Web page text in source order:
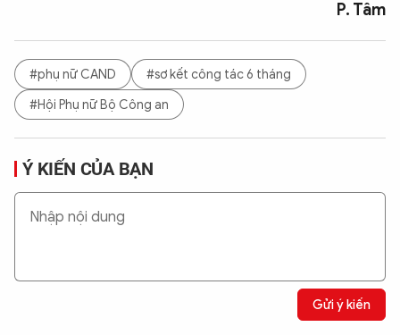
P. Tâm
#phụ nữ CAND
#sơ kết công tác 6 tháng
#Hội Phụ nữ Bộ Công an
Ý KIẾN CỦA BẠN
Gửi ý kiến